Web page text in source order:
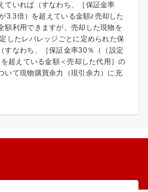
ていれば（すなわち、［保証金率
3.3倍）を超えている金額≧売却した
額利用できますが、売却した現物を
したレバレッジごとに定められた保
すなわち、［保証金率30％（（設定
超えている金額＜売却した代用］の
いて現物購買余力（現引余力）に充